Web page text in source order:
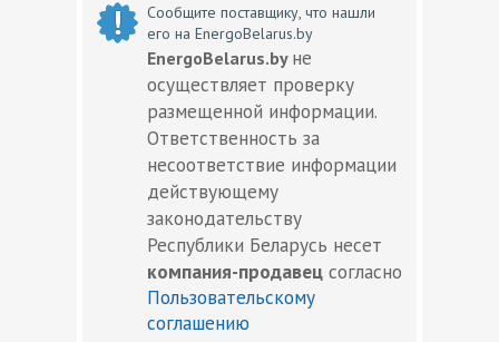
Сообщите поставщику, что нашли
его на EnergoBelarus.by
EnergoBelarus.by не
осуществляет проверку
размещенной информации.
Ответственность за
несоответствие информации
действующему
законодательству
Республики Беларусь несет
компания-продавец согласно
Пользовательскому
соглашению